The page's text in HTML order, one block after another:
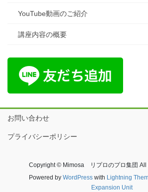
YouTube動画のご紹介
講座内容の概要
お問い合わせ
プライバシーポリシー
Copyright © Mimosa リプロのプロ集団 All
Powered by WordPresswith Lightning
Expansion Unit